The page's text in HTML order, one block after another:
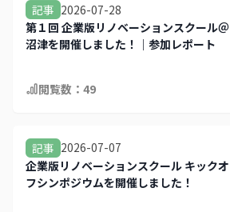
記事 2026-07-28
第１回 企業版リノベーションスクール＠
沼津を開催しました！｜参加レポート
閲覧数： 49
記事 2026-07-07
企業版リノベーションスクール キックオ
フシンポジウムを開催しました！